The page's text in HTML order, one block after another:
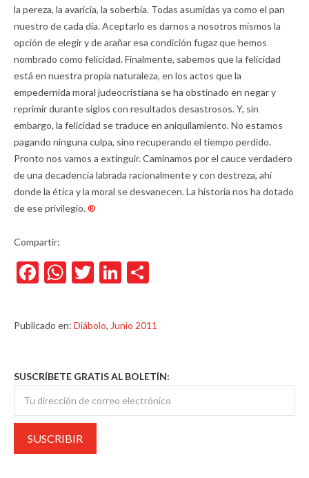
la pereza, la avaricia, la soberbia. Todas asumidas ya como el pan
nuestro de cada día. Aceptarlo es darnos a nosotros mismos la
opción de elegir y de arañar esa condición fugaz que hemos
nombrado como felicidad. Finalmente, sabemos que la felicidad
está en nuestra propia naturaleza, en los actos que la
empedernida moral judeocristiana se ha obstinado en negar y
reprimir durante siglos con resultados desastrosos. Y, sin
embargo, la felicidad se traduce en aniquilamiento. No estamos
pagando ninguna culpa, sino recuperando el tiempo perdido.
Pronto nos vamos a extinguir. Caminamos por el cauce verdadero
de una decadencia labrada racionalmente y con destreza, ahí
donde la ética y la moral se desvanecen. La historia nos ha dotado
de ese privilegio.®
Compartir:
Facebook
WhatsApp
TwitterLinkedIn
Publicado en: Diábolo, Junio 2011
SUSCRÍBETE GRATIS AL BOLETÍN: